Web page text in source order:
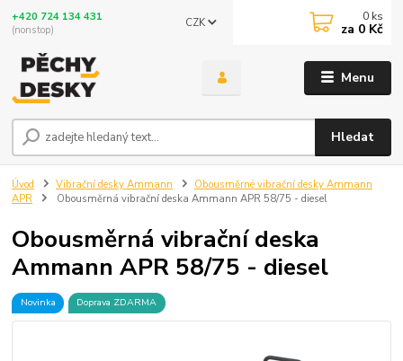
Menu
CZK
Hledat
+420 724 134 431
(nonstop)
0 ks
za 0 Kč
Úvod Vibrační desky Ammann
Obousměrné vibrační desky Ammann
APR
Obousměrná vibrační deska Ammann APR 58/75 - diesel
Obousměrná vibrační deska
Ammann APR 58/75 - diesel
Novinka Doprava ZDARMA